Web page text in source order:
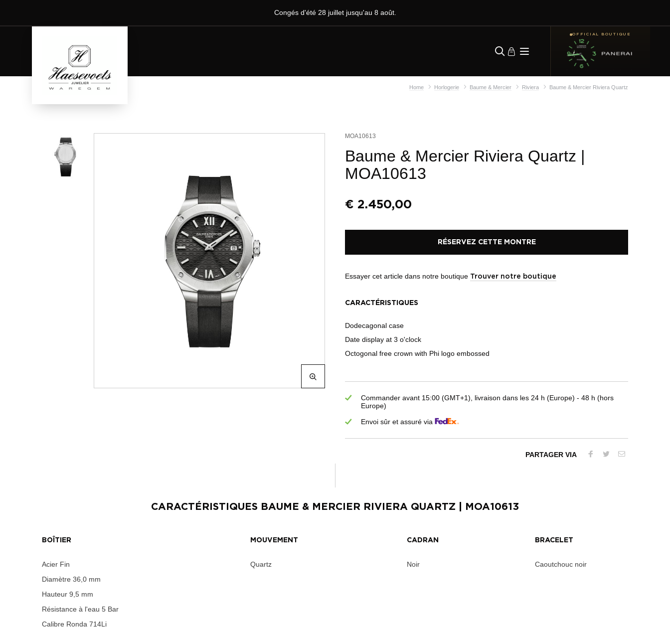
Congés d'été 28 juillet jusqu'au 8 août.
OFFICIAL BOUTIQUE
Home Horlogerie Baume & Mercier Riviera Baume & Mercier Riviera Quartz
MOA10613
Baume & Mercier Riviera Quartz |
MOA10613
€ 2.450,00
RÉSERVEZ CETTE MONTRE
Essayer cet article dans notre boutique Trouver notre boutique
CARACTÉRISTIQUES
Dodecagonal case
Date display at 3 o'clock
Octogonal free crown with Phi logo embossed
Commander avant 15:00 (GMT+1), livraison dans les 24 h (Europe) - 48 h (hors
Europe)
Envoi sûr et assuré via
PARTAGER VIA
CARACTÉRISTIQUES BAUME & MERCIER RIVIERA QUARTZ | MOA10613
BOÎTIER
Acier Fin
Diamètre 36,0 mm
Hauteur 9,5 mm
Résistance à l'eau 5 Bar
Calibre Ronda 714Li
MOUVEMENT
Quartz
CADRAN
Noir
BRACELET
Caoutchouc noir